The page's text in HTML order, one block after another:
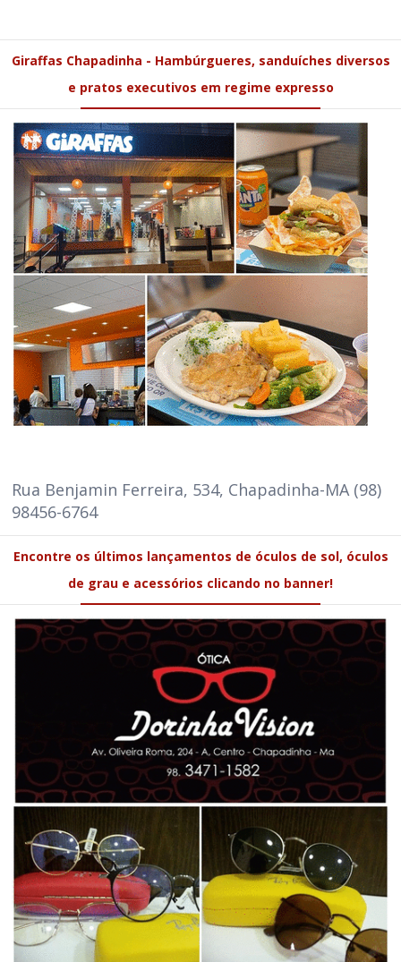
Giraffas Chapadinha - Hambúrgueres, sanduíches diversos
e pratos executivos em regime expresso
Rua Benjamin Ferreira, 534, Chapadinha-MA (98)
98456-6764
Encontre os últimos lançamentos de óculos de sol, óculos
de grau e acessórios clicando no banner!